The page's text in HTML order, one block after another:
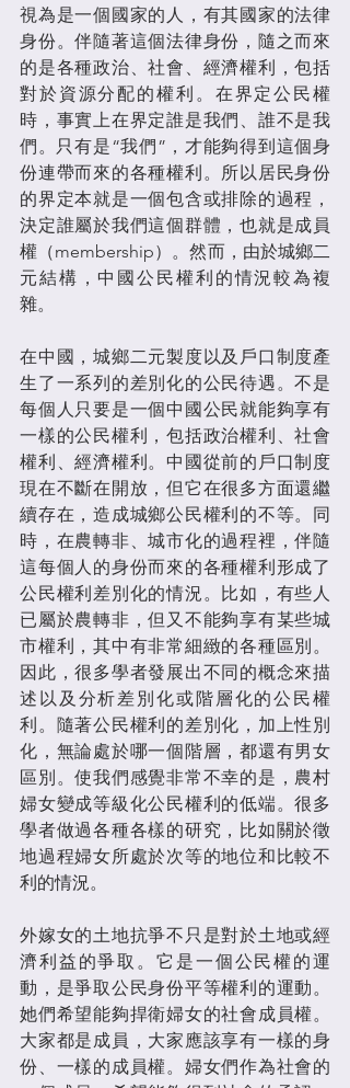
視為是一個國家的人，有其國家的法律
身份。伴隨著這個法律身份，隨之而來
的是各種政治、社會、經濟權利，包括
對於資源分配的權利。在界定公民權
時，事實上在界定誰是我們、誰不是我
們。只有是“我們”，才能夠得到這個身
份連帶而來的各種權利。所以居民身份
的界定本就是一個包含或排除的過程，
決定誰屬於我們這個群體，也就是成員
權（membership）。然而，由於城鄉二
元結構，中國公民權利的情況較為複
雜。
在中國，城鄉二元製度以及戶口制度產
生了一系列的差別化的公民待遇。不是
每個人只要是一個中國公民就能夠享有
一樣的公民權利，包括政治權利、社會
權利、經濟權利。中國從前的戶口制度
現在不斷在開放，但它在很多方面還繼
續存在，造成城鄉公民權利的不等。同
時，在農轉非、城市化的過程裡，伴隨
這每個人的身份而來的各種權利形成了
公民權利差別化的情況。比如，有些人
已屬於農轉非，但又不能夠享有某些城
市權利，其中有非常細緻的各種區別。
因此，很多學者發展出不同的概念來描
述以及分析差別化或階層化的公民權
利。隨著公民權利的差別化，加上性別
化，無論處於哪一個階層，都還有男女
區別。使我們感覺非常不幸的是，農村
婦女變成等級化公民權利的低端。很多
學者做過各種各樣的研究，比如關於徵
地過程婦女所處於次等的地位和比較不
利的情況。
外嫁女的土地抗爭不只是對於土地或經
濟利益的爭取。它是一個公民權的運
動，是爭取公民身份平等權利的運動。
她們希望能夠捍衛婦女的社會成員權。
大家都是成員，大家應該享有一樣的身
份、一樣的成員權。婦女們作為社會的